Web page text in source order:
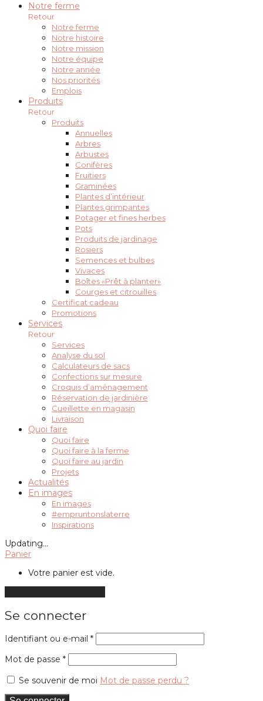
Notre ferme
Retour
Notre ferme
Notre histoire
Notre mission
Notre équipe
Notre année
Nos priorités
Emplois
Produits
Retour
Produits
Annuelles
Arbres
Arbustes
Conifères
Fruitiers
Graminées
Plantes d’intérieur
Plantes grimpantes
Potager et fines herbes
Pots
Produits de jardinage
Rosiers
Semences et bulbes
Vivaces
Boîtes «Prêt à planter»
Courges et citrouilles
Certificat cadeau
Promotions
Services
Retour
Services
Analyse du sol
Calculateurs de sacs
Confections sur mesure
Croquis d’aménagement
Réservation de jardinière
Cueillette en magasin
Livraison
Quoi faire
Quoi faire
Quoi faire à la ferme
Quoi faire au jardin
Projets
Actualités
En images
En images
#empruntonslaterre
Inspirations
Updating…
Panier
Votre panier est vide.
Se connecter
Identifiant ou e-mail *Obligatoire
Mot de passe *Obligatoire
Se souvenir de moi Mot de passe perdu ?